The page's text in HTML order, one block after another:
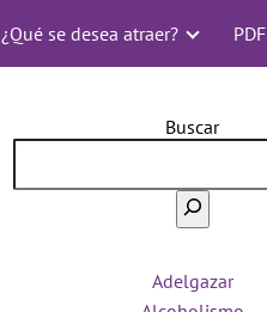
¿Qué se desea atraer? PDF
Buscar
Adelgazar